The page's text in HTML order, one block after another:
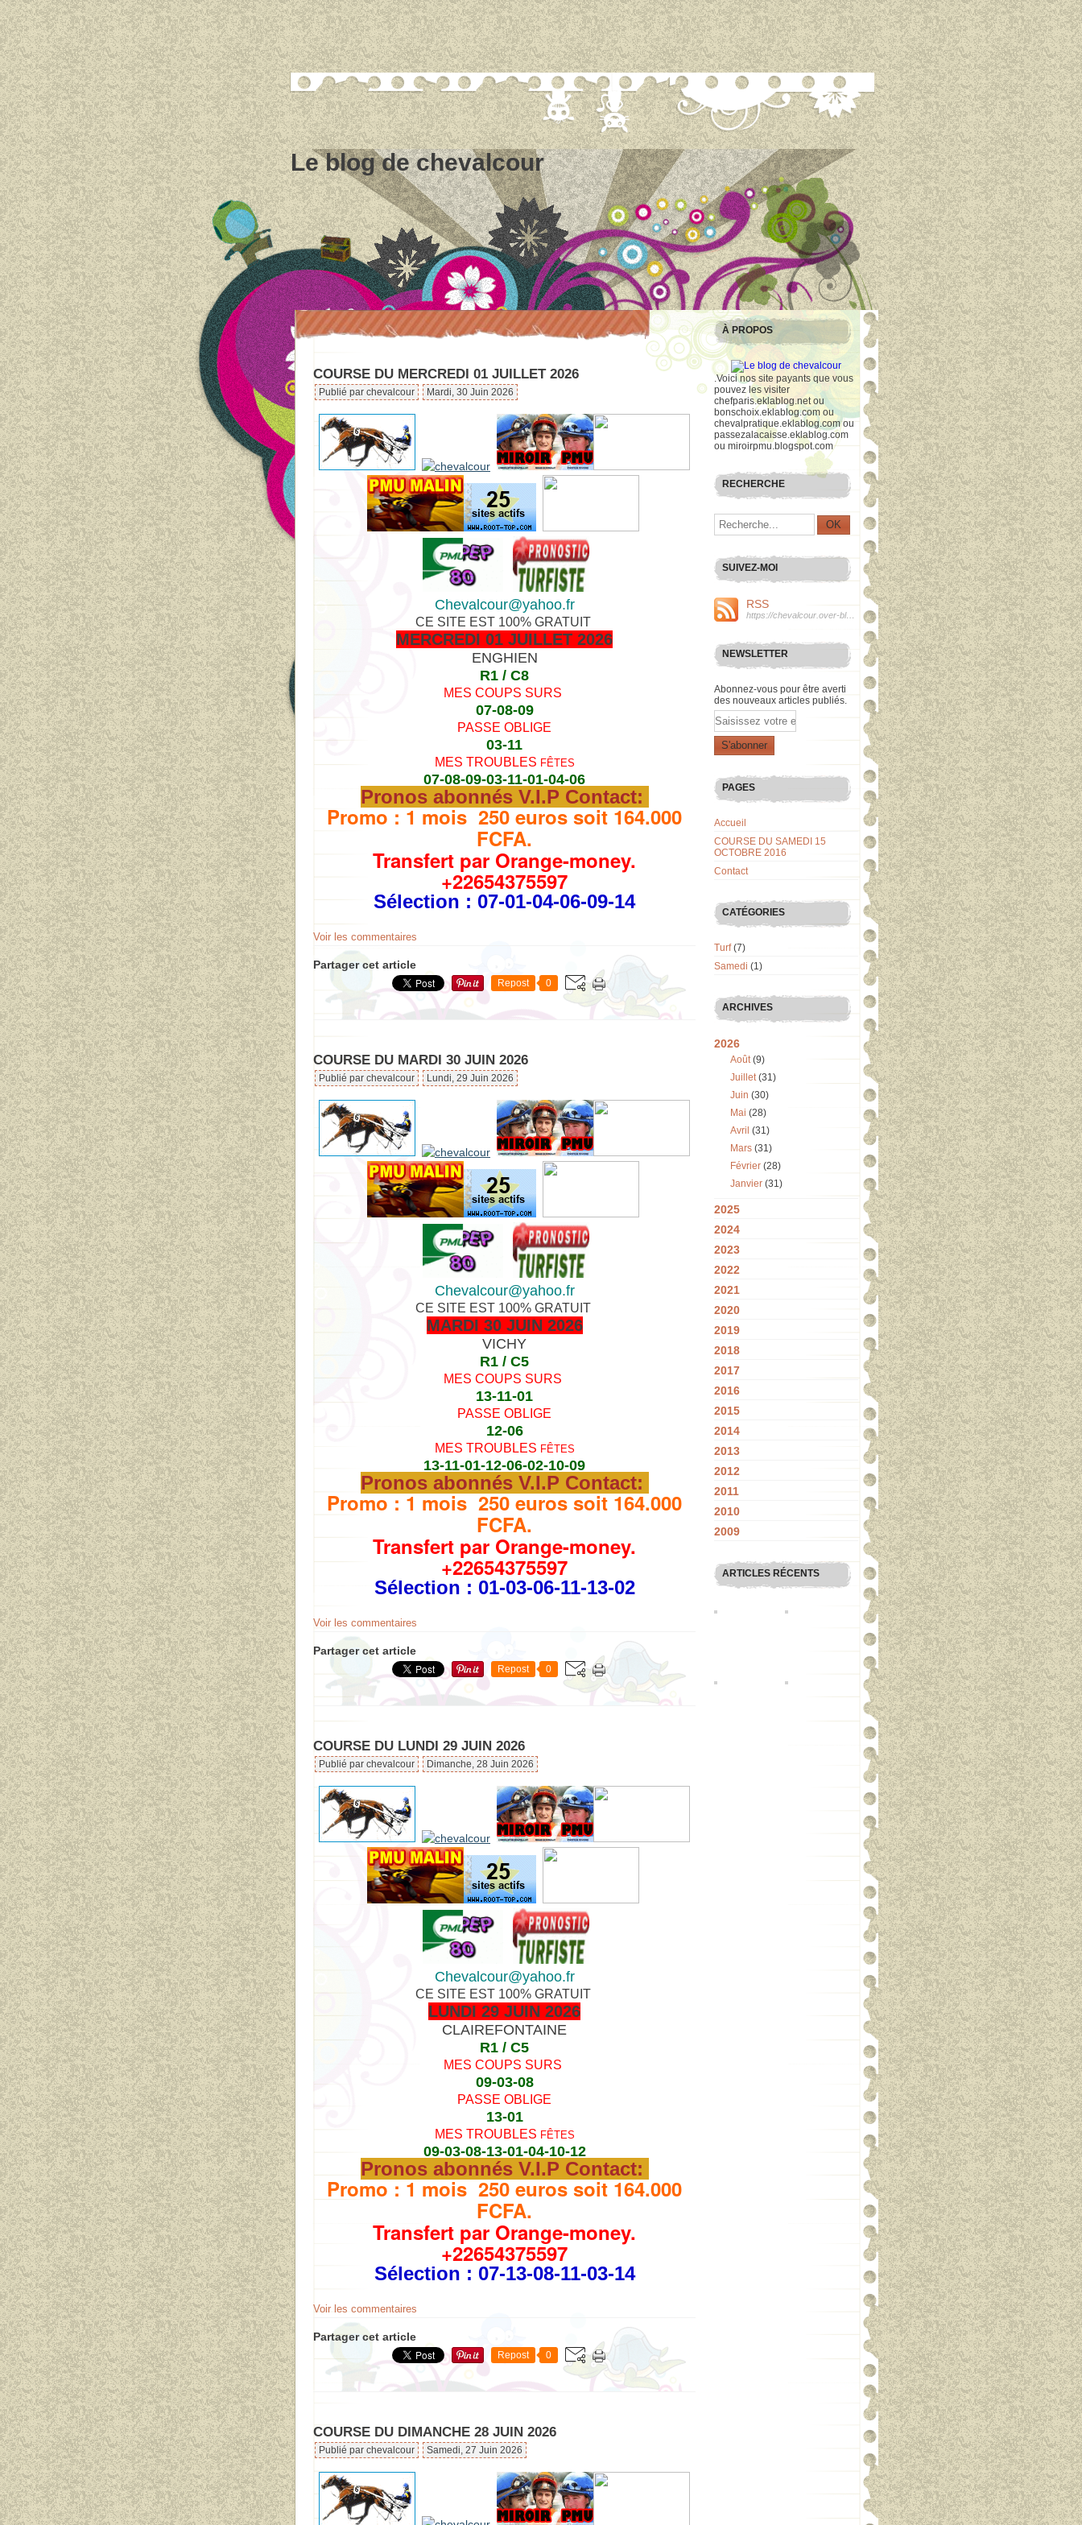
Le blog de chevalcour
COURSE DU MERCREDI 01 JUILLET 2026
Publié par chevalcour Mardi, 30 Juin 2026
Chevalcour@yahoo.fr
CE SITE EST 100% GRATUIT
MERCREDI 01 JUILLET 2026
ENGHIEN
R1 / C8
MES COUPS SURS
07-08-09
PASSE OBLIGE
03-11
MES TROUBLES FÊTES
07-08-09-03-11-01-04-06
Pronos abonnés V.I.P Contact:
Promo : 1 mois 250 euros soit 164.000
FCFA.
Transfert par Orange-money.
+22654375597
Sélection : 07-01-04-06-09-14
Voir les commentaires
Partager cet article
Repost 0
COURSE DU MARDI 30 JUIN 2026
Publié par chevalcour Lundi, 29 Juin 2026
Chevalcour@yahoo.fr
CE SITE EST 100% GRATUIT
MARDI 30 JUIN 2026
VICHY
R1 / C5
MES COUPS SURS
13-11-01
PASSE OBLIGE
12-06
MES TROUBLES FÊTES
13-11-01-12-06-02-10-09
Pronos abonnés V.I.P Contact:
Promo : 1 mois 250 euros soit 164.000
FCFA.
Transfert par Orange-money.
+22654375597
Sélection : 01-03-06-11-13-02
Voir les commentaires
Partager cet article
Repost 0
COURSE DU LUNDI 29 JUIN 2026
Publié par chevalcour Dimanche, 28 Juin 2026
Chevalcour@yahoo.fr
CE SITE EST 100% GRATUIT
LUNDI 29 JUIN 2026
CLAIREFONTAINE
R1 / C5
MES COUPS SURS
09-03-08
PASSE OBLIGE
13-01
MES TROUBLES FÊTES
09-03-08-13-01-04-10-12
Pronos abonnés V.I.P Contact:
Promo : 1 mois 250 euros soit 164.000
FCFA.
Transfert par Orange-money.
+22654375597
Sélection : 07-13-08-11-03-14
Voir les commentaires
Partager cet article
Repost 0
COURSE DU DIMANCHE 28 JUIN 2026
Publié par chevalcour Samedi, 27 Juin 2026
À PROPOS
.Voici nos site payants que vous
pouvez les visiter
chefparis.eklablog.net ou
bonschoix.eklablog.com ou
chevalpratique.eklablog.com ou
passezalacaisse.eklablog.com
ou miroirpmu.blogspot.com
RECHERCHE
SUIVEZ-MOI
RSS
https://chevalcour.over-blog.org/rss
NEWSLETTER
Abonnez-vous pour être averti
des nouveaux articles publiés.
Email
PAGES
Accueil
COURSE DU SAMEDI 15
OCTOBRE 2016
Contact
CATÉGORIES
Turf(7)
Samedi (1)
ARCHIVES
2026
Août(9)
Juillet(31)
Juin (30)
Mai (28)
Avril (31)
Mars (31)
Février (28)
Janvier (31)
2025
2024
2023
2022
2021
2020
2019
2018
2017
2016
2015
2014
2013
2012
2011
2010
2009
ARTICLES RÉCENTS